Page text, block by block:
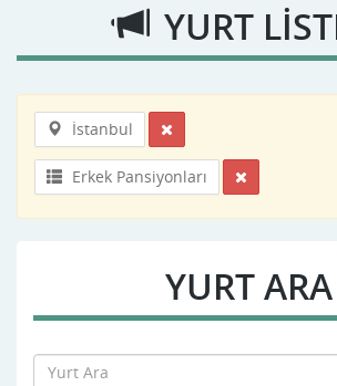
YURT
İstanbul
Erkek Pansiyonları
YURT ARA